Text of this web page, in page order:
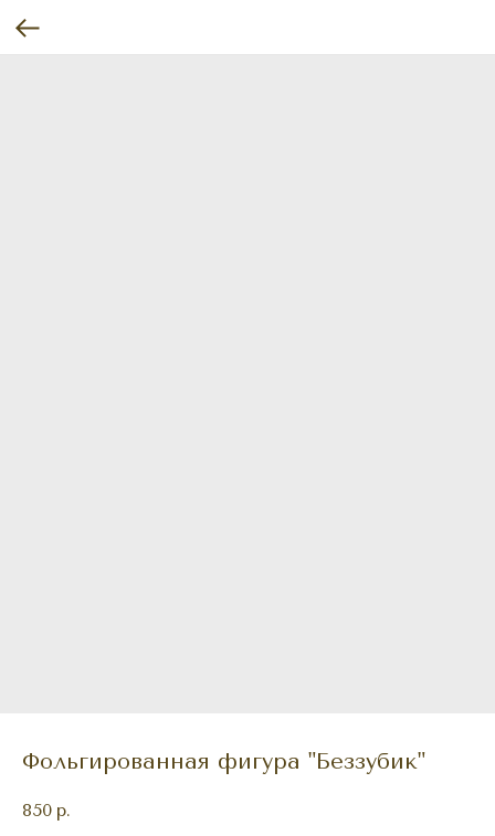
Фольгированная фигура "Беззубик"
850 р.